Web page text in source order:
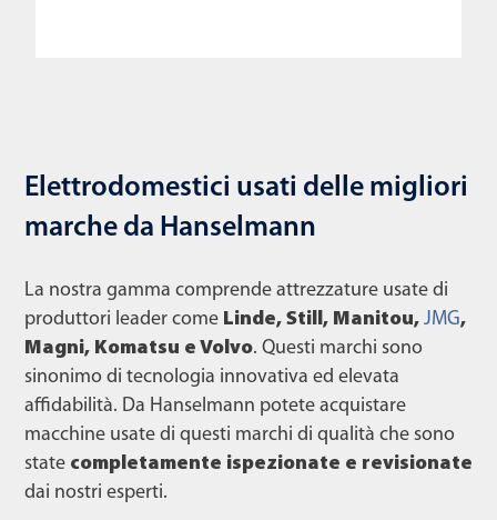
Elettrodomestici usati delle migliori
marche da Hanselmann
La nostra gamma comprende attrezzature usate di
produttori leader come Linde, Still, Manitou, JMG,
Magni, Komatsu e Volvo. Questi marchi sono
sinonimo di tecnologia innovativa ed elevata
affidabilità. Da Hanselmann potete acquistare
macchine usate di questi marchi di qualità che sono
state completamente ispezionate e revisionate
dai nostri esperti.